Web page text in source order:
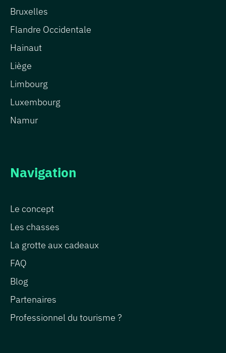
Navigation
Le concept
Les chasses
La grotte aux cadeaux
FAQ
Blog
Partenaires
Professionnel du tourisme ?
Bruxelles
Flandre Occidentale
Hainaut
Liège
Limbourg
Luxembourg
Namur